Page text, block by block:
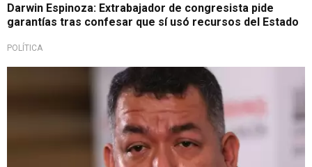
Darwin Espinoza: Extrabajador de congresista pide
garantías tras confesar que sí usó recursos del Estado
POLÍTICA